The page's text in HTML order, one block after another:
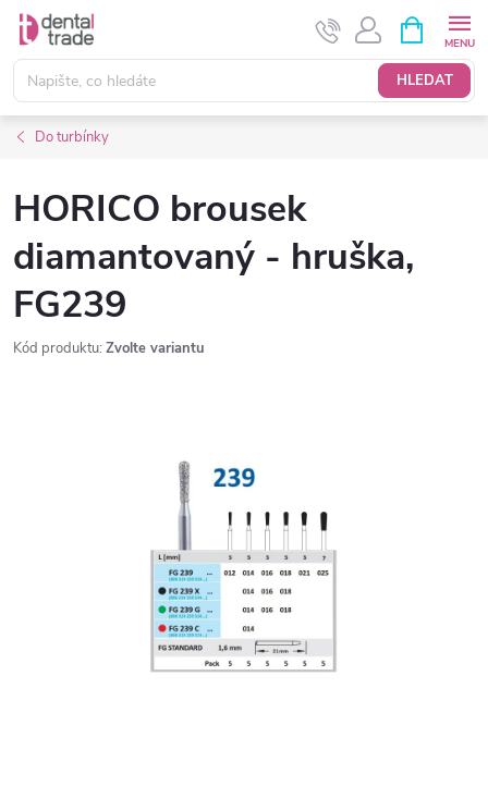
Přejít
obsah
HLEDAT
NÁKUPNÍ
KOŠÍK
Do turbínky
HORICO brousek
diamantovaný - hruška,
FG239
Kód produktu: Zvolte variantu